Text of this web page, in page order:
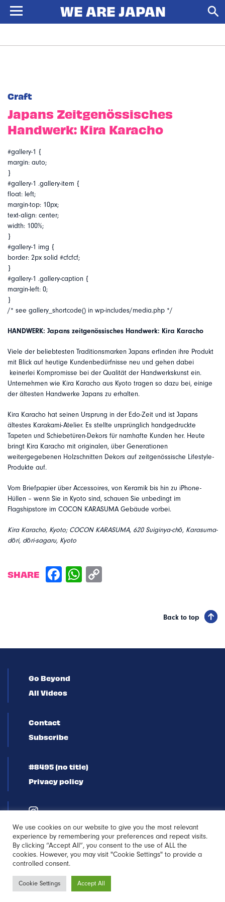
Craft
Japans Zeitgenössisches
Handwerk: Kira Karacho
#gallery-1 {
margin: auto;
}
#gallery-1 .gallery-item {
float: left;
margin-top: 10px;
text-align: center;
width: 100%;
}
#gallery-1 img {
border: 2px solid #cfcfcf;
}
#gallery-1 .gallery-caption {
margin-left: 0;
}
/* see gallery_shortcode() in wp-includes/media.php */
HANDWERK: Japans zeitgenössisches Handwerk: Kira Karacho
Viele der beliebtesten Traditionsmarken Japans erfinden ihre Produkt
mit Blick auf heutige Kundenbedürfnisse neu und gehen dabei
keinerlei Kompromisse bei der Qualität der Handwerkskunst ein.
Unternehmen wie Kira Karacho aus Kyoto tragen so dazu bei, einige
der ältesten Handwerke Japans zu erhalten.
Kira Karacho hat seinen Ursprung in der Edo-Zeit und ist Japans
ältestes Karakami-Atelier. Es stellte ursprünglich handgedruckte
Tapeten und Schiebetüren-Dekors für namhafte Kunden her. Heute
bringt Kira Karacho mit originalen, über Generationen
weitergegebenen Holzschnitten Dekors auf zeitgenössische Lifestyle-
Produkte auf.
Vom Briefpapier über Accessoires, von Keramik bis hin zu iPhone-
Hüllen – wenn Sie in Kyoto sind, schauen Sie unbedingt im
Flagshipstore im COCON KARASUMA Gebäude vorbei.
Kira Karacho, Kyoto; COCON KARASUMA, 620 Suiginya-chō, Karasuma-
dōri, dōri-sagaru, Kyoto
SHARE
Back to top
Go Beyond
All Videos
Contact
Subscribe
#8495 (no title)
Privacy policy
We use cookies on our website to give you the most relevant
experience by remembering your preferences and repeat visits.
By clicking “Accept All”, you consent to the use of ALL the
cookies. However, you may visit "Cookie Settings" to provide a
controlled consent.
Cookie Settings Accept All